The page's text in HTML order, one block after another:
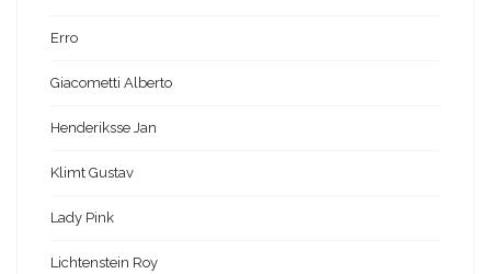
Erro
Giacometti Alberto
Henderiksse Jan
Klimt Gustav
Lady Pink
Lichtenstein Roy